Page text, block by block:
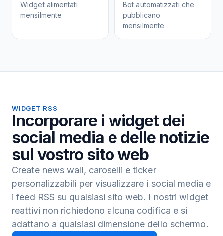
Widget alimentati
mensilmente
Bot automatizzati che
pubblicano
mensilmente
WIDGET RSS
Incorporare i widget dei
social media e delle notizie
sul vostro sito web
Create news wall, caroselli e ticker
personalizzabili per visualizzare i social media e
i feed RSS su qualsiasi sito web. I nostri widget
reattivi non richiedono alcuna codifica e si
adattano a qualsiasi dimensione dello schermo.